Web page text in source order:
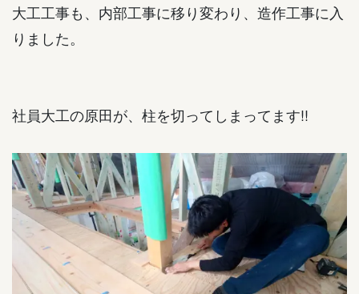
大工工事も、内部工事に移り変わり、造作工事に入
りました。
社員大工の原田が、柱を切ってしまってます!!